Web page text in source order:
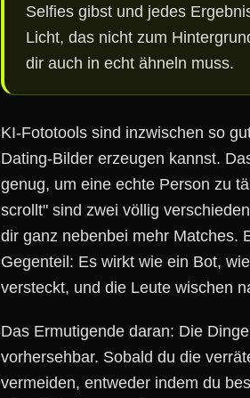
Selfies gibst und jedes
Licht, das nicht zum
dir auch in echt ähneln muss.
KI-Fototools sind inzwischen so
Dating-Bilder erzeugen kannst.
genug, um eine echte Person zu
scrollt" sind zwei völlig
dir ganz nebenbei mehr Matches.
Gegenteil: Es wirkt wie ein Bot,
versteckt, und die Leute wischen
Das Ermutigende daran: Die
vorhersehbar. Sobald du die
vermeiden, entweder indem du